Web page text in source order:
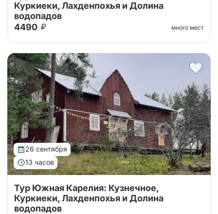
посещением Долины Водопадов, усадьбы Ларса
Сонка, хутора-музея "Milka" и дегустацией
карельских настоек
Куркиеки, Лахденпохья и Долина
водопадов
4490
много мест
26 сентября
13 часов
Тур Южная Карелия: Кузнечное,
Куркиеки, Лахденпохья и Долина
водопадов